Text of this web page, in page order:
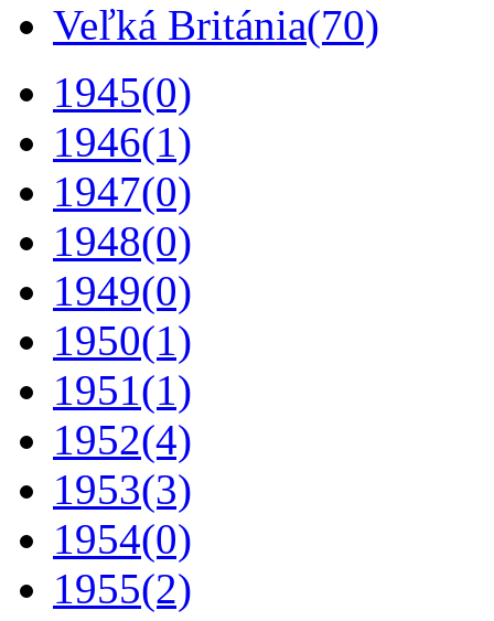
Veľká Británia(70)
1945(0)
1946(1)
1947(0)
1948(0)
1949(0)
1950(1)
1951(1)
1952(4)
1953(3)
1954(0)
1955(2)